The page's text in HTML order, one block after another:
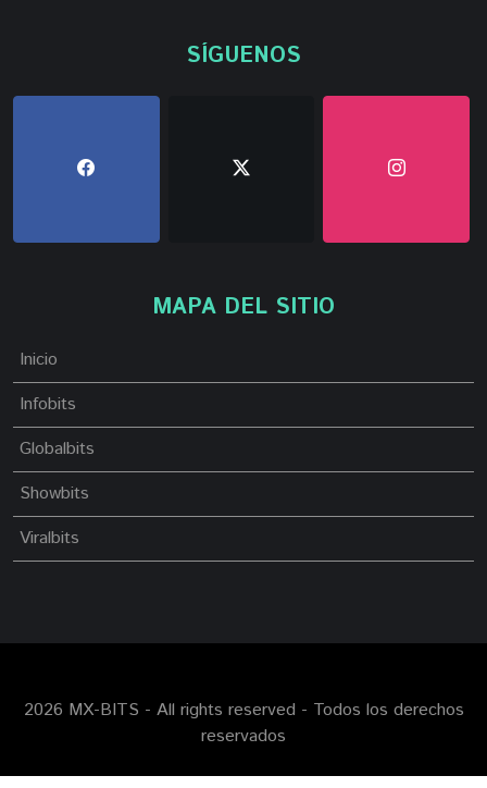
SÍGUENOS
MAPA DEL SITIO
Inicio
Infobits
Globalbits
Showbits
Viralbits
2026 MX-BITS - All rights reserved - Todos los derechos
reservados